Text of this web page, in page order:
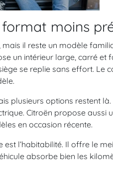
moins
il reste un modèle
un intérieur large, carré et
se replie sans effort. Le
plusieurs options restent là.
Citroën propose aussi
en occasion récente.
est l’habitabilité. Il offre le
absorbe bien les